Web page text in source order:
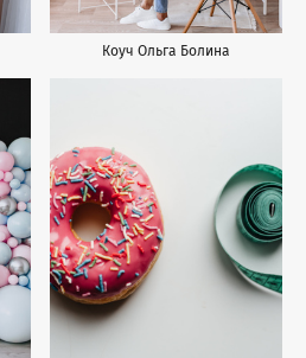
Коуч Ольга Болина